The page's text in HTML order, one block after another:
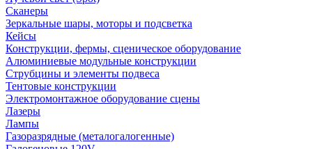
Сканеры
Зеркальные шары, моторы и подсветка
Кейсы
Конструкции, фермы, сценическое оборудование
Алюминиевые модульные конструкции
Струбцины и элементы подвеса
Тентовые конструкции
Электромонтажное оборудование сцены
Лазеры
Лампы
Газоразрядные (металогалогенные)